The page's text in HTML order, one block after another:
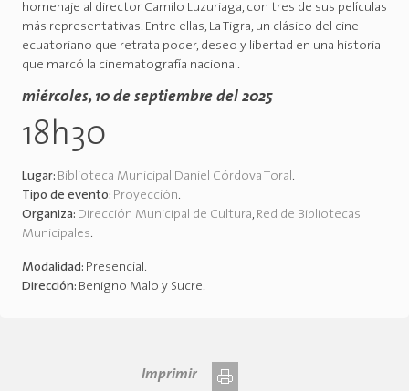
homenaje al director Camilo Luzuriaga, con tres de sus películas
más representativas. Entre ellas, La Tigra, un clásico del cine
ecuatoriano que retrata poder, deseo y libertad en una historia
que marcó la cinematografía nacional.
miércoles, 10 de septiembre del 2025
18h30
Lugar: Biblioteca Municipal Daniel Córdova Toral.
Tipo de evento: Proyección.
Organiza: Dirección Municipal de Cultura, Red de Bibliotecas
Municipales.
Modalidad: Presencial.
Dirección: Benigno Malo y Sucre.
Imprimir